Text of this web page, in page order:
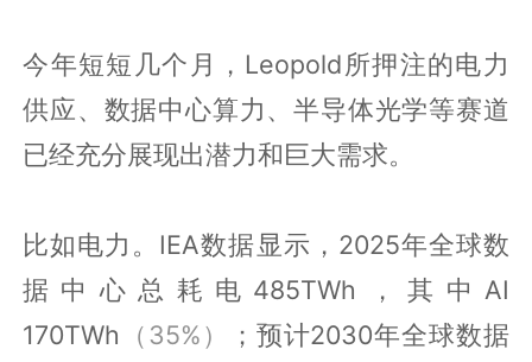
今年短短几个月，Leopold所押注的电力
供应、数据中心算力、半导体光学等赛道
已经充分展现出潜力和巨大需求。
比如电力。IEA数据显示，2025年全球数
据中心总耗电485TWh，其中AI
170TWh （35%）
；预计2030年全球数据